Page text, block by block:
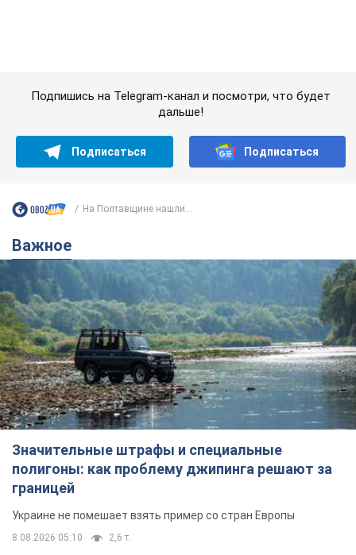
Значительные штрафы и специальные
полигоны: как проблему джипинга решают за
границей
Украине не помешает взять пример со стран Европы
8.08.2026 05:10 2,6 т.
В Прикарпатье после аномальной
жары прошел сильный ливень:
дороги превратились в реки. Видео
Непогода обрушилась на Ивано-Франковскую
область и курортный Буковель
37,8 т.
Женщине начислили 729 тыс. грн
долга за газ из-за показаний